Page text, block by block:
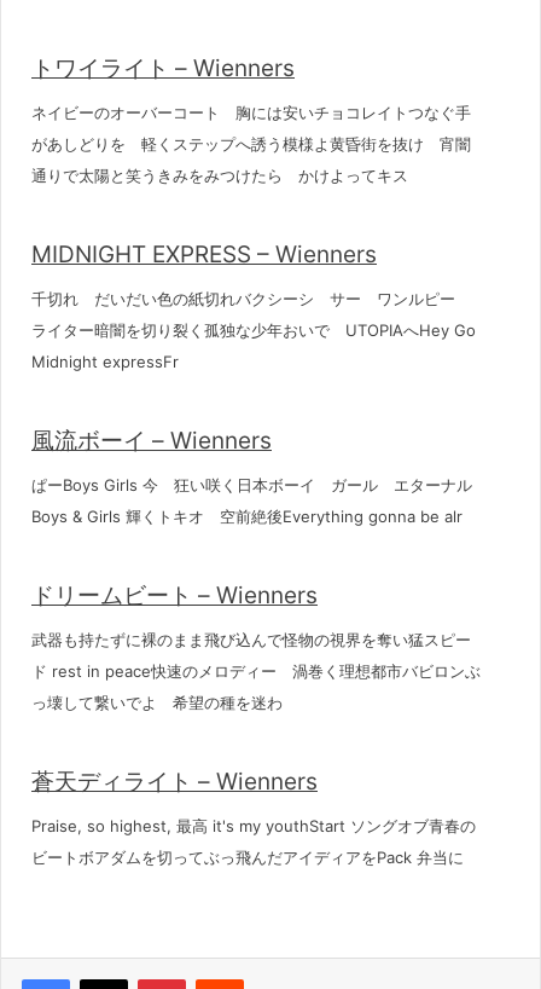
トワイライト – Wienners
ネイビーのオーバーコート 胸には安いチョコレイトつなぐ手
があしどりを 軽くステップへ誘う模様よ黄昏街を抜け 宵闇
通りで太陽と笑うきみをみつけたら かけよってキス
MIDNIGHT EXPRESS – Wienners
千切れ だいだい色の紙切れバクシーシ サー ワンルピー
ライター暗闇を切り裂く孤独な少年おいで UTOPIAへHey Go
Midnight expressFr
風流ボーイ – Wienners
ぱーBoys Girls 今 狂い咲く日本ボーイ ガール エターナル
Boys & Girls 輝くトキオ 空前絶後Everything gonna be alr
ドリームビート – Wienners
武器も持たずに裸のまま飛び込んで怪物の視界を奪い猛スピー
ド rest in peace快速のメロディー 渦巻く理想都市バビロンぶ
っ壊して繋いでよ 希望の種を迷わ
蒼天ディライト – Wienners
Praise, so highest, 最高 it's my youthStart ソングオブ青春の
ビートボアダムを切ってぶっ飛んだアイディアをPack 弁当に
PinterestReddit